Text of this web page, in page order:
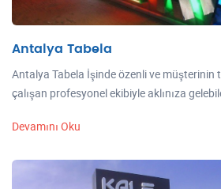
Antalya Tabela
Antalya Tabela İşinde özenli ve
çalışan profesyonel ekibiyle aklınıza
Devamını Oku